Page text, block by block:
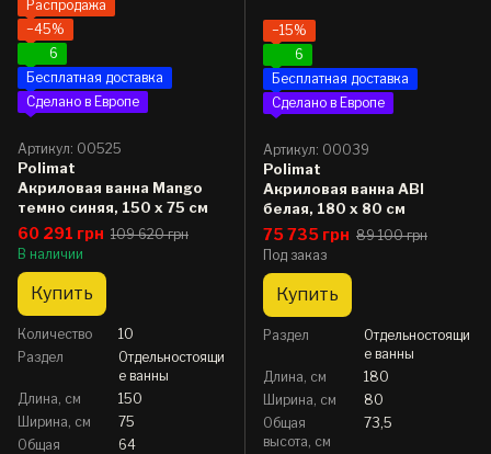
Распродажа
−45%
6
Бесплатная доставка
Сделано в Европе
Артикул: 00525
Polimat
Акриловая ванна Mango
темно синяя, 150 x 75 см
60 291 грн 109 620 грн
В наличии
Купить
Количество
10
Раздел
Отдельностоящи
е ванны
Длина, см
150
Ширина, см
75
Общая
64
−15%
6
Бесплатная доставка
Сделано в Европе
Артикул: 00039
Polimat
Акриловая ванна ABI
белая, 180 x 80 см
75 735 грн 89 100 грн
Под заказ
Купить
Раздел
Отдельностоящи
е ванны
Длина, см
180
Ширина, см
80
Общая
высота, см
73,5